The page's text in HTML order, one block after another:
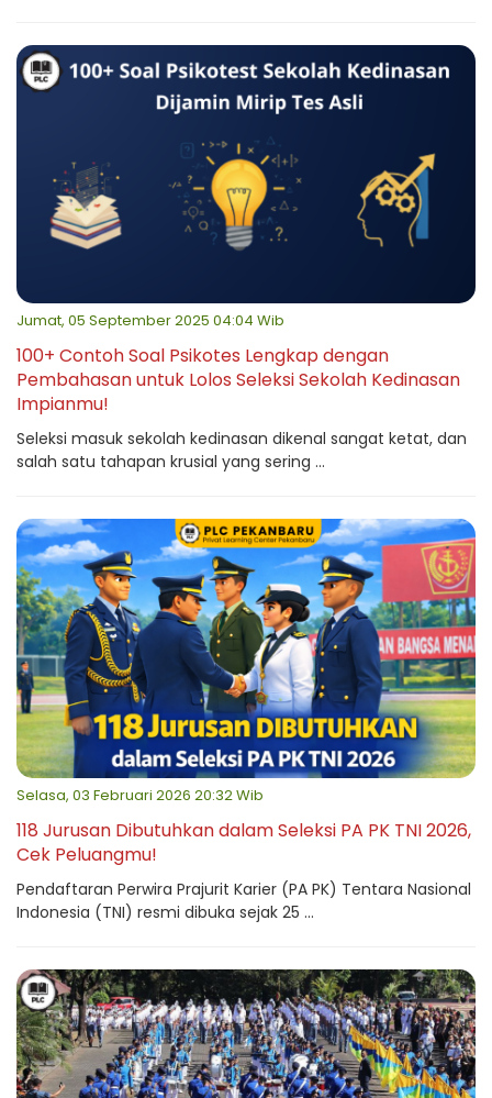
Jumat, 05 September 2025 04:04 Wib
100+ Contoh Soal Psikotes Lengkap dengan
Pembahasan untuk Lolos Seleksi Sekolah Kedinasan
Impianmu!
Seleksi masuk sekolah kedinasan dikenal sangat ketat, dan
salah satu tahapan krusial yang sering ...
Selasa, 03 Februari 2026 20:32 Wib
118 Jurusan Dibutuhkan dalam Seleksi PA PK TNI 2026,
Cek Peluangmu!
Pendaftaran Perwira Prajurit Karier (PA PK) Tentara Nasional
Indonesia (TNI) resmi dibuka sejak 25 ...